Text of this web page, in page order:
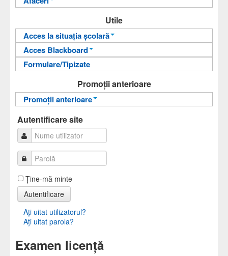
An pregătitor pentru învățarea limbii române
Departamentul de Limbi Moderne și
Comunicare în Afaceri
Utile
Acces la situația școlară
Informații pentru acces
Autentificare
Acces Blackboard
Informații pentru acces
Formulare/Tipizate
Promoții anterioare
Promoții anterioare
Promoții anterioare
Autentificare site
Ţine-mă minte
Autentificare
Aţi uitat utilizatorul?
Aţi uitat parola?
Examen licență